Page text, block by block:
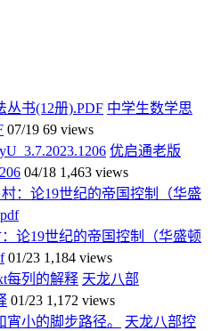
中学生数学思
07/19 69 views
优启通老版
04/18 1,463 views
论19世纪的帝国控制（华盛顿
01/23 1,184 views
天龙八部
01/23 1,172 views
天龙八部控